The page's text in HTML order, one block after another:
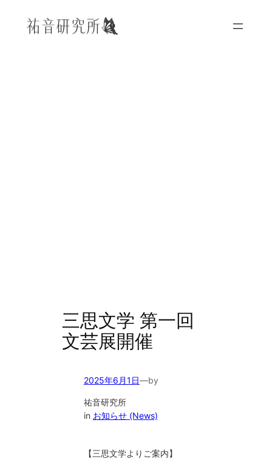
三思文学 第一回
文芸展開催
2025年6月1日—by
祐音研究所
in お知らせ (News)
【三思文学よりご案内】